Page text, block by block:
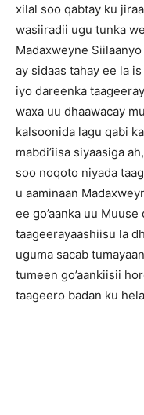
xilal soo qabtay ku
wasiiradii ugu tunka
Madaxweyne
ay sidaas tahay ee la
iyo dareenka
waxa uu dhaawacay
kalsoonida lagu qabi
mabdi’iisa siyaasiga
soo noqoto niyada
u aaminaan
ee go’aanka uu
taageerayaashiisu la
uguma sacab
tumeen go’aankiisii
taageero badan ku